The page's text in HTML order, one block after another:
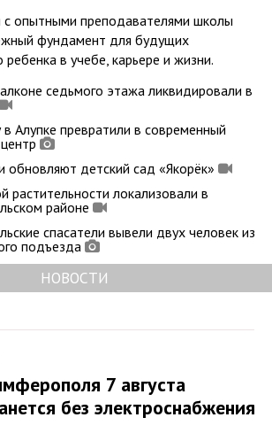
с опытными преподавателями школы
фундамент для будущих
в учебе, карьере и жизни.
седьмого этажа ликвидировали в
в Алупке превратили в современный
детский сад «Якорёк»
растительности локализовали в
районе
спасатели вывели двух человек из
подъезда
НОВОСТИ
7 августа
без электроснабжения